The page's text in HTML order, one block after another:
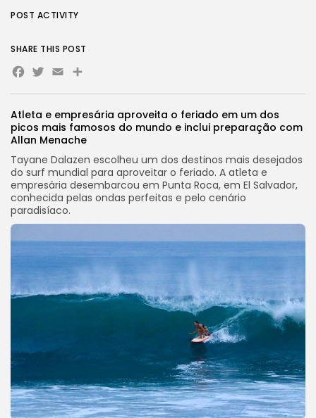
Atleta e empresária aproveita o feriado em um dos
picos mais famosos do mundo e inclui preparação com
Allan Menache
Tayane Dalazen escolheu um dos destinos mais desejados
do surf mundial para aproveitar o feriado. A atleta e
empresária desembarcou em Punta Roca, em El Salvador,
conhecida pelas ondas perfeitas e pelo cenário
paradisíaco.
POST ACTIVITY
SHARE THIS POST
Facebook
Twitter
EmailShare